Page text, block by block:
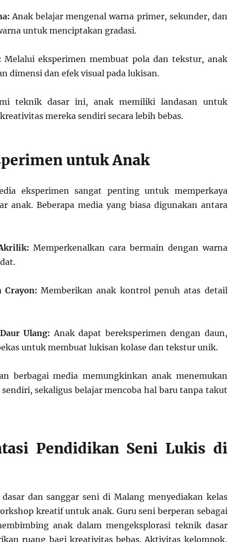
Anak belajar mengenal warna primer, sekunder, dan
untuk menciptakan gradasi.
Melalui eksperimen membuat pola dan tekstur, anak
dimensi dan efek visual pada lukisan.
teknik dasar ini, anak memiliki landasan untuk
mereka sendiri secara lebih bebas.
untuk Anak
eksperimen sangat penting untuk memperkaya
anak. Beberapa media yang biasa digunakan antara
Memperkenalkan cara bermain dengan warna
Crayon: Memberikan anak kontrol penuh atas detail
Ulang: Anak dapat bereksperimen dengan daun,
untuk membuat lukisan kolase dan tekstur unik.
berbagai media memungkinkan anak menemukan
sekaligus belajar mencoba hal baru tanpa takut
Pendidikan Seni Lukis di
dasar dan sanggar seni di Malang menyediakan kelas
kreatif untuk anak. Guru seni berperan sebagai
anak dalam mengeksplorasi teknik dasar
ruang bagi kreativitas bebas. Aktivitas kelompok,